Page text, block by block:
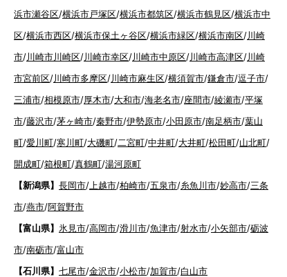
浜市瀬谷区/横浜市戸塚区/横浜市都筑区/横浜市鶴見区/横浜市中
区/横浜市西区/横浜市保土ヶ谷区/横浜市緑区/横浜市南区/川崎
市/川崎市川崎区/川崎市幸区/川崎市中原区/川崎市高津区/川崎
市宮前区/川崎市多摩区/川崎市麻生区/横須賀市/鎌倉市/逗子市/
三浦市/相模原市/厚木市/大和市/海老名市/座間市/綾瀬市/平塚
市/藤沢市/茅ヶ崎市/秦野市/伊勢原市/小田原市/南足柄市/葉山
町/愛川町/寒川町/大磯町/二宮町/中井町/大井町/松田町/山北町/
開成町/箱根町/真鶴町/湯河原町
【新潟県】 長岡市/ 上越市/柏崎市/五泉市/糸魚川市/妙高市/三条
市/燕市/阿賀野市
【富山県】 氷見市/高岡市/滑川市/魚津市/射水市/小矢部市/砺波
市/南砺市/富山市
【石川県】 七尾市/金沢市/小松市/加賀市/白山市